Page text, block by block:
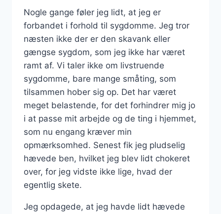
Nogle gange føler jeg lidt, at jeg er
forbandet i forhold til sygdomme. Jeg tror
næsten ikke der er den skavank eller
gængse sygdom, som jeg ikke har været
ramt af. Vi taler ikke om livstruende
sygdomme, bare mange småting, som
tilsammen hober sig op. Det har været
meget belastende, for det forhindrer mig jo
i at passe mit arbejde og de ting i hjemmet,
som nu engang kræver min
opmærksomhed. Senest fik jeg pludselig
hævede ben, hvilket jeg blev lidt chokeret
over, for jeg vidste ikke lige, hvad der
egentlig skete.
Jeg opdagede, at jeg havde lidt hævede